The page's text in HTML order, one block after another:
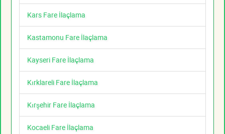
Kars Fare İlaçlama
Kastamonu Fare İlaçlama
Kayseri Fare İlaçlama
Kırklareli Fare İlaçlama
Kırşehir Fare İlaçlama
Kocaeli Fare İlaçlama